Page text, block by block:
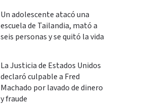
Un adolescente atacó una
escuela de Tailandia, mató a
seis personas y se quitó la vida
La Justicia de Estados Unidos
declaró culpable a Fred
Machado por lavado de dinero
y fraude